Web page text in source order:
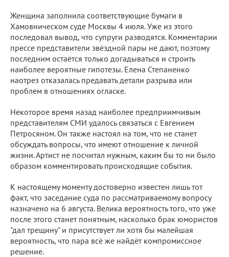
Женщина заполнила соответствующие бумаги в
Хамовническом суде Москвы 4 июля. Уже из этого
последовал вывод, что супруги разводятся. Комментарии
прессе представители звёздной пары не дают, поэтому
последним остаётся только догадываться и строить
наиболее вероятные гипотезы. Елена Степаненко
наотрез отказалась предавать детали разрыва или
проблем в отношениях огласке.
Некоторое время назад наиболее предприимчивым
представителям СМИ удалось связаться с Евгением
Петросяном. Он также настоял на том, что не станет
обсуждать вопросы, что имеют отношение к личной
жизни. Артист не посчитал нужным, каким бы то ни было
образом комментировать происходящие события.
К настоящему моменту достоверно известен лишь тот
факт, что заседание суда по рассматриваемому вопросу
назначено на 6 августа. Велика вероятность того, что уже
после этого станет понятным, насколько брак юмористов
"дал трещину" и присутствует ли хотя бы малейшая
вероятность, что пара всё же найдёт компромиссное
решение.